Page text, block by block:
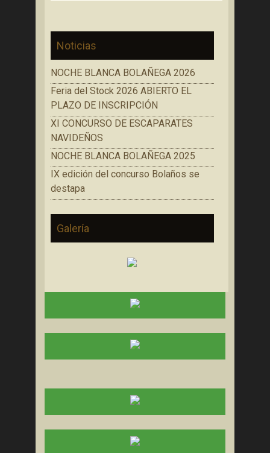
Noticias
NOCHE BLANCA BOLAÑEGA 2026
Feria del Stock 2026 ABIERTO EL
PLAZO DE INSCRIPCIÓN
XI CONCURSO DE ESCAPARATES
NAVIDEÑOS
NOCHE BLANCA BOLAÑEGA 2025
IX edición del concurso Bolaños se
destapa
Galería